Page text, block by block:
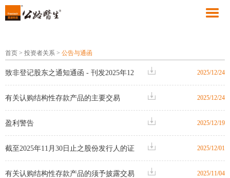
首页 > 投资者关系 > 公告与通函
2025/12/24
致非登记股东之通知通函 - 刊发2025年12
月24日之通函 2025/12/24
有关认购结构性存款产品的主要交易
2025/12/19
盈利警告
2025/12/01
截至2025年11月30日止之股份发行人的证
券变动月报表 2025/11/04
有关认购结构性存款产品的须予披露交易